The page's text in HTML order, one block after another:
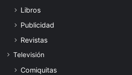
Libros
Publicidad
Revistas
Televisión
Comiquitas